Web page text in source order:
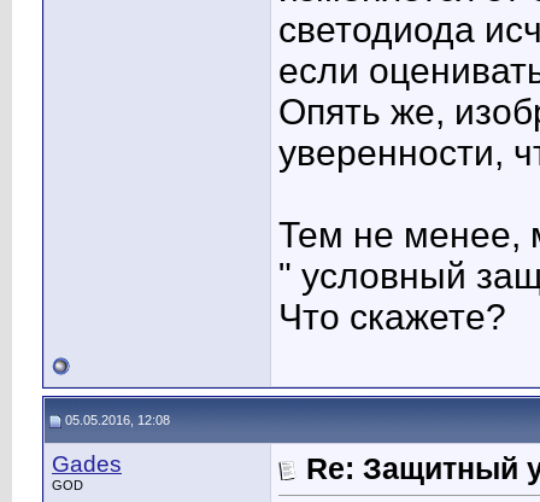
светодиода
если
Опять же,
уверенности,
Тем не менее,
" условный
Что скажете?
05.05.2016, 12:08
Gades
GOD
Re: Защитный